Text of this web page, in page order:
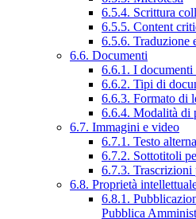
6.5.4. Scrittura
6.5.5. Content
6.5.6. Traduzione
6.6. Documenti
6.6.1. I
6.6.2. Tipi di
6.6.3. Formato di
6.6.4. Modalità di
6.7. Immagini e video
6.7.1. Testo
6.7.2. Sottotitoli
6.7.3. Trascrizioni
6.8. Proprietà
6.8.1.
Pubblica